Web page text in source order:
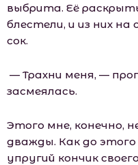
выбрита. Её
блестели, и из них
сок.
— Трахни меня, —
засмеялась.
Этого мне, конечно,
дважды. Как до этого
упругий кончик